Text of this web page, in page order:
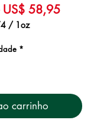
Preço
normal
US$ 58,95Preço
/ 1oz
por
1
*
carrinho